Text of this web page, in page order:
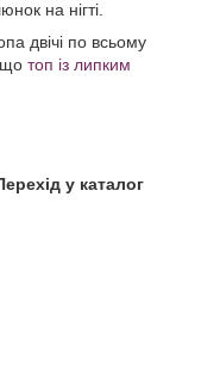
на нігті.
двічі по всьому
топ із липким
у каталог